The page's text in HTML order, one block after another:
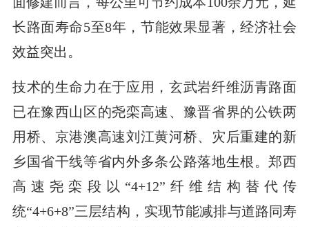
长路面寿命5至8年，节能效果显著，经济社会
效益突出。
技术的生命力在于应用，玄武岩纤维沥青路面
已在豫西山区的尧栾高速、豫晋省界的公铁两
用桥、京港澳高速刘江黄河桥、灾后重建的新
乡国省干线等省内外多条公路落地生根。郑西
高速尧栾段以“4+12”纤维结构替代传
统“4+6+8”三层结构，实现节能减排与道路同寿